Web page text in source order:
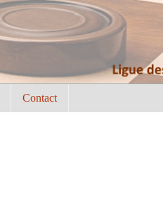
Contact